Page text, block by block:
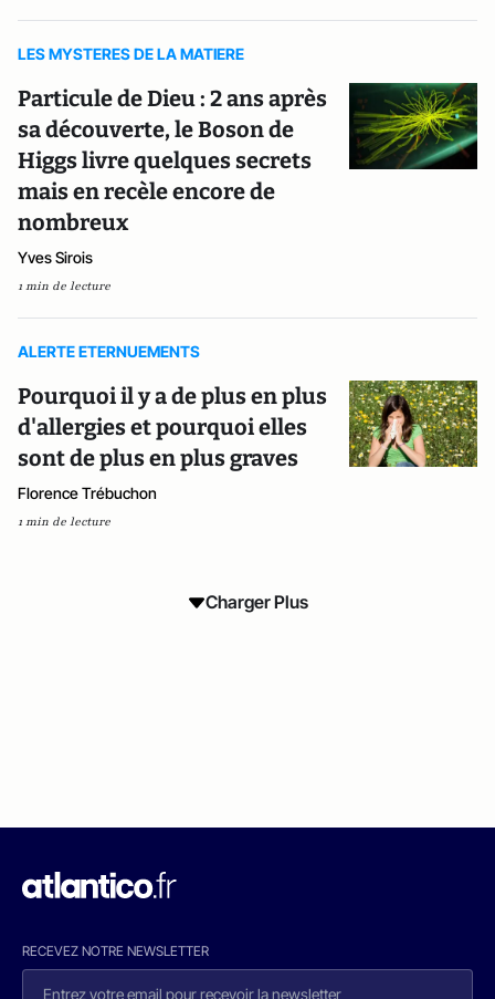
LES MYSTERES DE LA MATIERE
Particule de Dieu : 2 ans après
sa découverte, le Boson de
Higgs livre quelques secrets
mais en recèle encore de
nombreux
Yves Sirois
1 min de lecture
ALERTE ETERNUEMENTS
Pourquoi il y a de plus en plus
d'allergies et pourquoi elles
sont de plus en plus graves
Florence Trébuchon
1 min de lecture
Charger Plus
RECEVEZ NOTRE NEWSLETTER